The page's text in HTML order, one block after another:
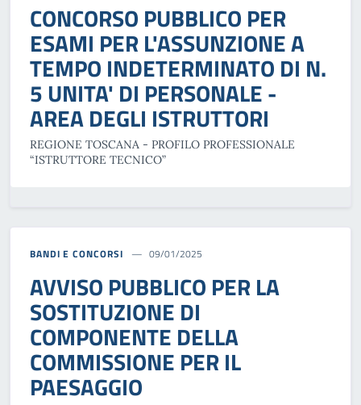
CONCORSO PUBBLICO PER
ESAMI PER L'ASSUNZIONE A
TEMPO INDETERMINATO DI N.
5 UNITA' DI PERSONALE -
AREA DEGLI ISTRUTTORI
REGIONE TOSCANA - PROFILO PROFESSIONALE
“ISTRUTTORE TECNICO”
BANDI E CONCORSI 09/01/2025
AVVISO PUBBLICO PER LA
SOSTITUZIONE DI
COMPONENTE DELLA
COMMISSIONE PER IL
PAESAGGIO